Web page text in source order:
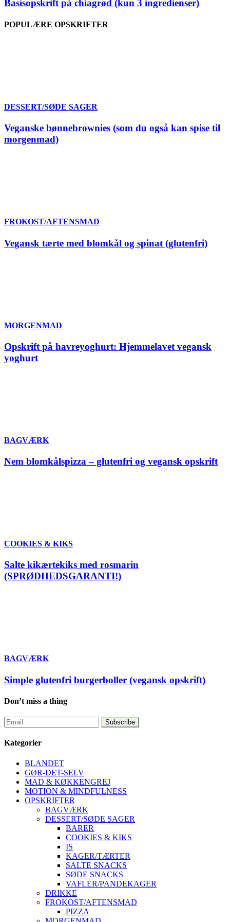
Basisopskrift på chiagrød (kun 3 ingredienser)
POPULÆRE OPSKRIFTER
DESSERT/SØDE SAGER
Veganske bønnebrownies (som du også kan spise til
morgenmad)
FROKOST/AFTENSMAD
Vegansk tærte med blomkål og spinat (glutenfri)
MORGENMAD
Opskrift på havreyoghurt: Hjemmelavet vegansk
yoghurt
BAGVÆRK
Nem blomkålspizza – glutenfri og vegansk opskrift
COOKIES & KIKS
Salte kikærtekiks med rosmarin
(SPRØDHEDSGARANTI!)
BAGVÆRK
Simple glutenfri burgerboller (vegansk opskrift)
Don’t miss a thing
Kategorier
BLANDET
GØR-DET-SELV
MAD & KØKKENGREJ
MOTION & MINDFULNESS
OPSKRIFTER
BAGVÆRK
DESSERT/SØDE SAGER
BARER
COOKIES & KIKS
IS
KAGER/TÆRTER
SALTE SNACKS
SØDE SNACKS
VAFLER/PANDEKAGER
DRIKKE
FROKOST/AFTENSMAD
PIZZA